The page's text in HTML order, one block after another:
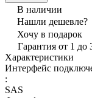
В наличии
Нашли дешевле?
Хочу в подарок
Гарантия от 1 до
Характеристики
Интерфейс
:
SAS